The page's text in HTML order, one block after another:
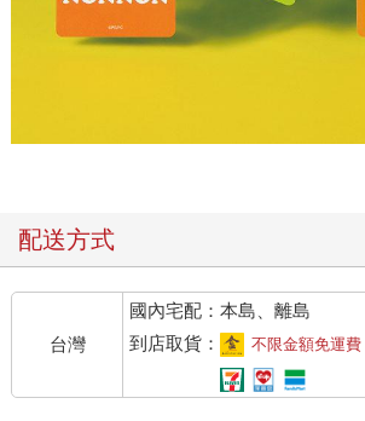
配送方式
台灣
國內宅配：本島、離島
到店取貨：
不限金額免運費